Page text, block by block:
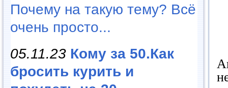
Почему на такую тему? Всё
очень просто...
05.11.23 Кому за 50.Как
бросить курить и